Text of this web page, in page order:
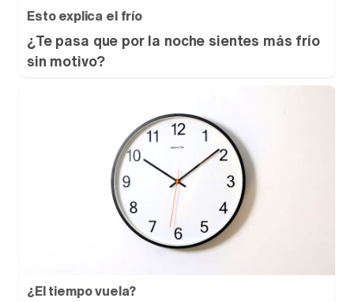
Esto explica el frío
¿Te pasa que por la noche sientes más frío
sin motivo?
¿El tiempo vuela?